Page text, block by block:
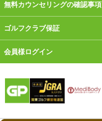
無料カウンセリングの確認事項
ゴルフクラブ保証
会員様ログイン